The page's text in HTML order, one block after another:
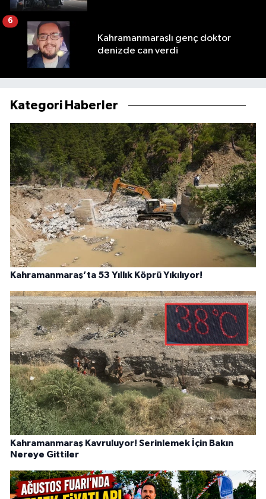
Kahramanmaraşlı genç doktor
denizde can verdi
6
Kategori Haberler
Kahramanmaraş’ta 53 Yıllık Köprü Yıkılıyor!
Kahramanmaraş Kavruluyor! Serinlemek İçin Bakın
Nereye Gittiler